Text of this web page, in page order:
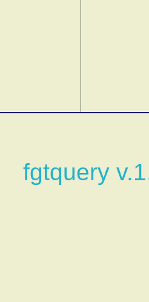
fgtquery